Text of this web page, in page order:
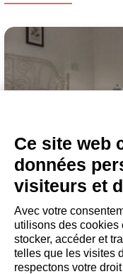
CHAMBRE AVEC SALLE
Ce site web
données
visiteurs et
Avec votre
utilisons des
stocker, accéder et
telles que les visites
respectons votre